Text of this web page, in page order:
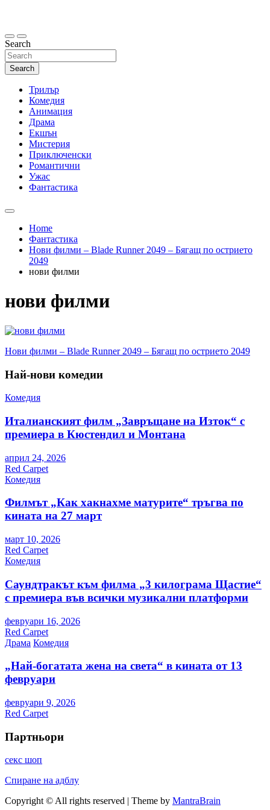
Search
Search
Трилър
Комедия
Анимация
Драма
Екшън
Мистерия
Приключенски
Романтични
Ужас
Фантастика
Home
Фантастика
Нови филми – Blade Runner 2049 – Бягащ по острието
2049
нови филми
нови филми
Навигация
Нови филми – Blade Runner 2049 – Бягащ по острието 2049
Най-нови комедии
Комедия
Италианският филм „Завръщане на Изток“ с
премиера в Кюстендил и Монтана
април 24, 2026
Red Carpet
Комедия
Филмът „Как хакнахме матурите“ тръгва по
кината на 27 март
март 10, 2026
Red Carpet
Комедия
Саундтракът към филма „3 килограма Щастие“
с премиера във всички музикални платформи
февруари 16, 2026
Red Carpet
Драма Комедия
„Най-богатата жена на света“ в кината от 13
февруари
февруари 9, 2026
Red Carpet
Партньори
секс шоп
Спиране на адблу
Copyright © All rights reserved | Theme by MantraBrain